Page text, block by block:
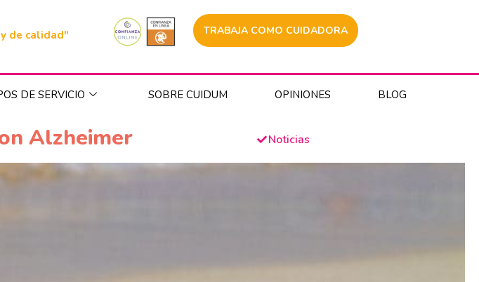
de calidad" TRABAJA COMO CUIDADORA
DE SERVICIO SOBRE CUIDUM OPINIONES BLOG
Alzheimer Noticias